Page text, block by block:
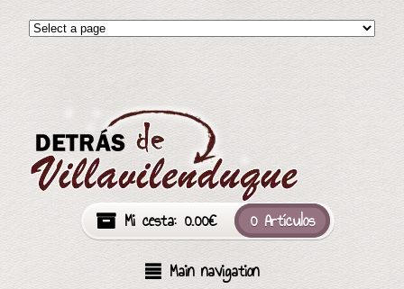
Mi cesta: 0.00€
0 Artículos
Main navigation